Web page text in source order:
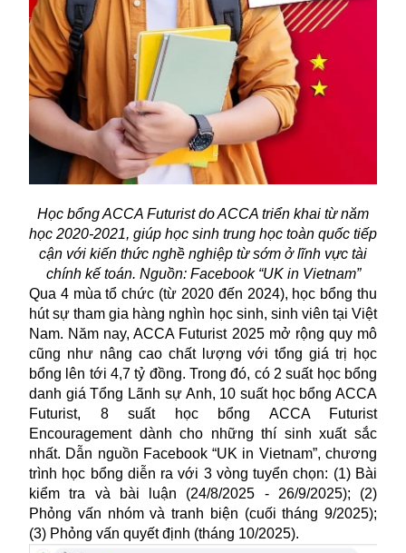
Học bổng ACCA Futurist do ACCA triển khai từ năm
học 2020-2021, giúp học sinh trung học toàn quốc tiếp
cận với kiến thức nghề nghiệp từ sớm ở lĩnh vực tài
chính kế toán. Nguồn: Facebook “UK in Vietnam”
Qua 4 mùa tổ chức (từ 2020 đến 2024), học bổng thu
hút sự tham gia hàng nghìn học sinh, sinh viên tại Việt
Nam. Năm nay, ACCA Futurist 2025 mở rộng quy mô
cũng như nâng cao chất lượng với tổng giá trị học
bổng lên tới 4,7 tỷ đồng. Trong đó, có 2 suất học bổng
danh giá Tổng Lãnh sự Anh, 10 suất học bổng ACCA
Futurist, 8 suất học bổng ACCA Futurist
Encouragement dành cho những thí sinh xuất sắc
nhất. Dẫn nguồn Facebook “UK in Vietnam”, chương
trình học bổng diễn ra với 3 vòng tuyển chọn: (1) Bài
kiểm tra và bài luận (24/8/2025 - 26/9/2025); (2)
Phỏng vấn nhóm và tranh biện (cuối tháng 9/2025);
(3) Phỏng vấn quyết định (tháng 10/2025).